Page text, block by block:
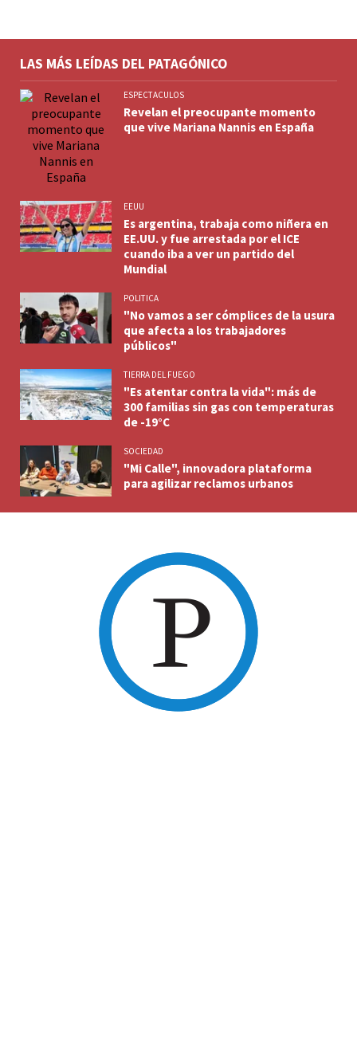
LAS MÁS LEÍDAS DEL PATAGÓNICO
ESPECTACULOS
Revelan el preocupante momento
que vive Mariana Nannis en España
EEUU
Es argentina, trabaja como niñera en
EE.UU. y fue arrestada por el ICE
cuando iba a ver un partido del
Mundial
POLITICA
"No vamos a ser cómplices de la usura
que afecta a los trabajadores
públicos"
TIERRA DEL FUEGO
"Es atentar contra la vida": más de
300 familias sin gas con temperaturas
de -19°C
SOCIEDAD
"Mi Calle", innovadora plataforma
para agilizar reclamos urbanos